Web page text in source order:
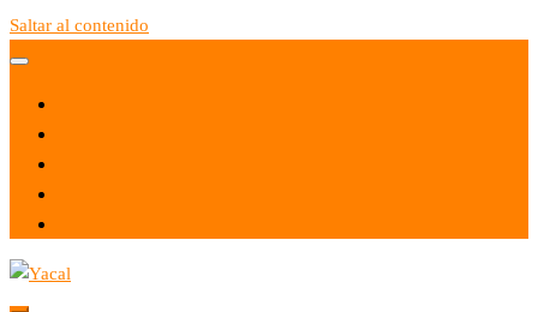
Saltar al contenido